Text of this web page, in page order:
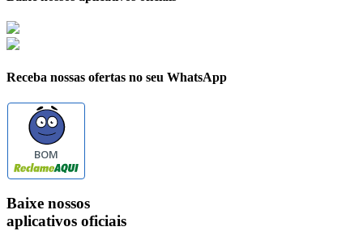
Receba nossas ofertas no seu WhatsApp
BOM
Baixe nossos
aplicativos oficiais